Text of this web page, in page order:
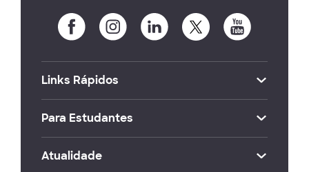
Links Rápidos
Para Estudantes
Atualidade